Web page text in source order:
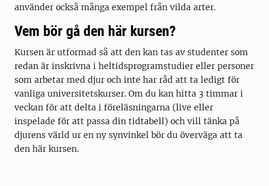
använder också många exempel från vilda arter.
Vem bör gå den här kursen?
Kursen är utformad så att den kan tas av studenter som
redan är inskrivna i heltidsprogramstudier eller personer
som arbetar med djur och inte har råd att ta ledigt för
vanliga universitetskurser. Om du kan hitta 3 timmar i
veckan för att delta i föreläsningarna (live eller
inspelade för att passa din tidtabell) och vill tänka på
djurens värld ur en ny synvinkel bör du överväga att ta
den här kursen.